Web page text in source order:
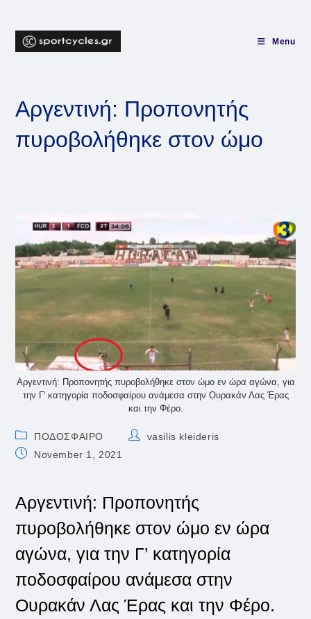
content
Menu
Αργεντινή: Προπονητής
πυροβολήθηκε στον ώμο
Αργεντινή: Προπονητής πυροβολήθηκε στον ώμο εν ώρα αγώνα, για
την Γ' κατηγορία ποδοσφαίρου ανάμεσα στην Ουρακάν Λας Έρας
και την Φέρο.
Post
category:
ΠΟΔΟΣΦΑΙΡΟ
Postvasilis kleideris
PostNovember 1, 2021
Αργεντινή: Προπονητής
πυροβολήθηκε στον ώμο εν ώρα
αγώνα, για την Γ’ κατηγορία
ποδοσφαίρου ανάμεσα στην
Ουρακάν Λας Έρας και την Φέρο.